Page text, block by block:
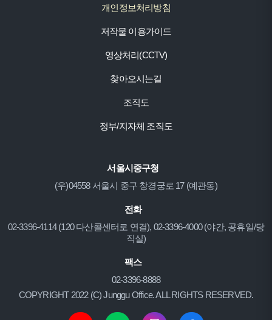
개인정보처리방침
저작물 이용가이드
영상처리(CCTV)
찾아오시는길
조직도
정부/지자체 조직도
서울시중구청
(우)04558 서울시 중구 창경궁로 17 (예관동)
전화
02-3396-4114 (120 다산콜센터로 연결), 02-3396-4000 (야간, 공휴일/당
직실)
팩스
02-3396-8888
COPYRIGHT 2022 (C) Junggu Office. ALL RIGHTS RESERVED.